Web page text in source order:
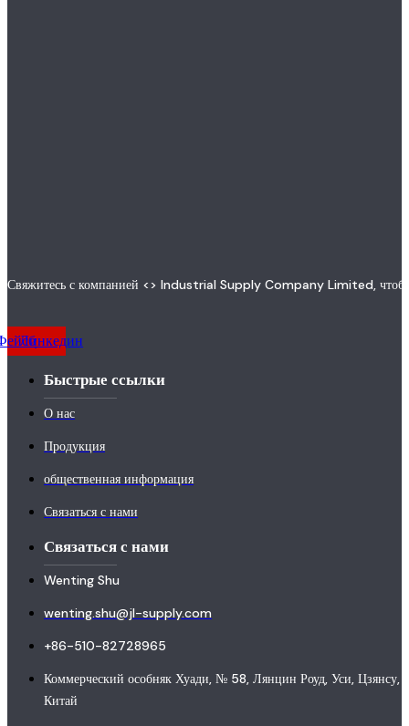
Свяжитесь с компанией <> Industrial Supply Company Limited, чтобы
Линкедин
Быстрые ссылки
О нас
Продукция
общественная информация
Связаться с нами
Связаться с нами
Wenting Shu
wenting.shu@jl-supply.com
+86-510-82728965
Коммерческий особняк Хуади, № 58, Лянцин Роуд, Уси, Цзянсу,
Китай